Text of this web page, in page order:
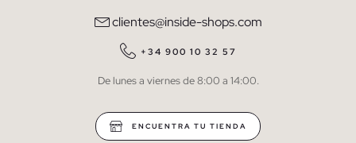
QUIERO SUSCRIBIRME
* Puedes cancelar la suscripción en cualquier momento.
clientes@inside-shops.com
+34 900 10 32 57
De lunes a viernes de 8:00 a 14:00.
ENCUENTRA TU TIENDA